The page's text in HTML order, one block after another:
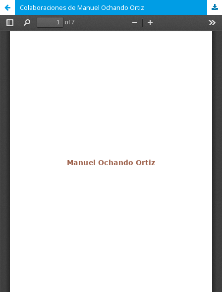
Colaboraciones de Manuel Ochando Ortiz